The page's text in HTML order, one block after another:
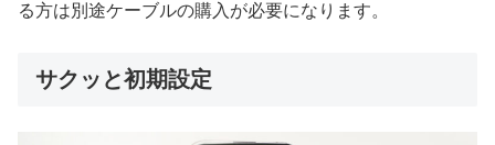
る方は別途ケーブルの購入が必要になります。
サクッと初期設定